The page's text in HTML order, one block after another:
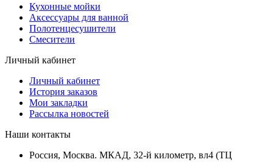
Кухонные мойки
Аксессуары для ванной
Полотенцесушители
Смесители
Личный кабинет
Личный кабинет
История заказов
Мои закладки
Рассылка новостей
Наши контакты
Россия, Москва. МКАД, 32-й километр, вл4 (ТЦ